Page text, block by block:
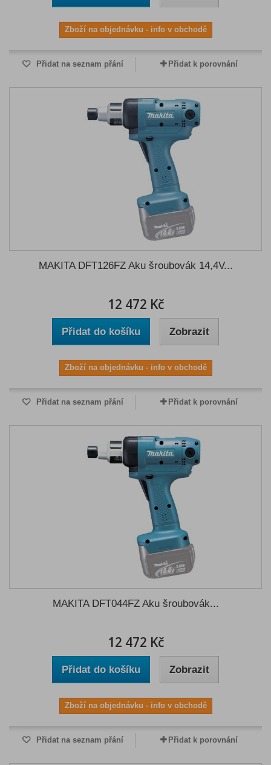
Zboží na objednávku - info v obchodě
Přidat na seznam přání Přidat k porovnání
MAKITA DFT126FZ Aku šroubovák 14,4V...
12 472 Kč
Přidat do košíku Zobrazit
Zboží na objednávku - info v obchodě
Přidat na seznam přání Přidat k porovnání
MAKITA DFT044FZ Aku šroubovák...
12 472 Kč
Přidat do košíku Zobrazit
Zboží na objednávku - info v obchodě
Přidat na seznam přání Přidat k porovnání